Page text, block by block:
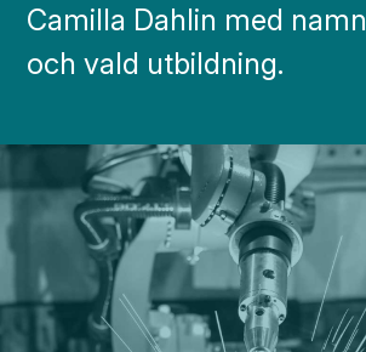
Camilla Dahlin med
och vald utbildning.